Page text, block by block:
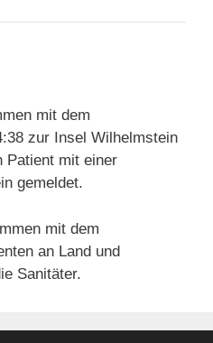
mit dem
zur Insel Wilhelmstein
Patient mit einer
gemeldet.
mit dem
an Land und
Sanitäter.